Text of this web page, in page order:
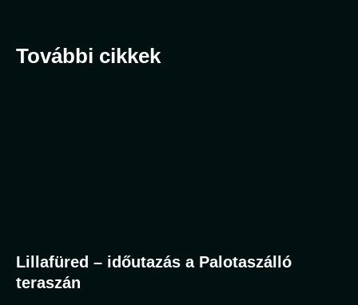
További cikkek
Lillafüred – időutazás a Palotaszálló
teraszán